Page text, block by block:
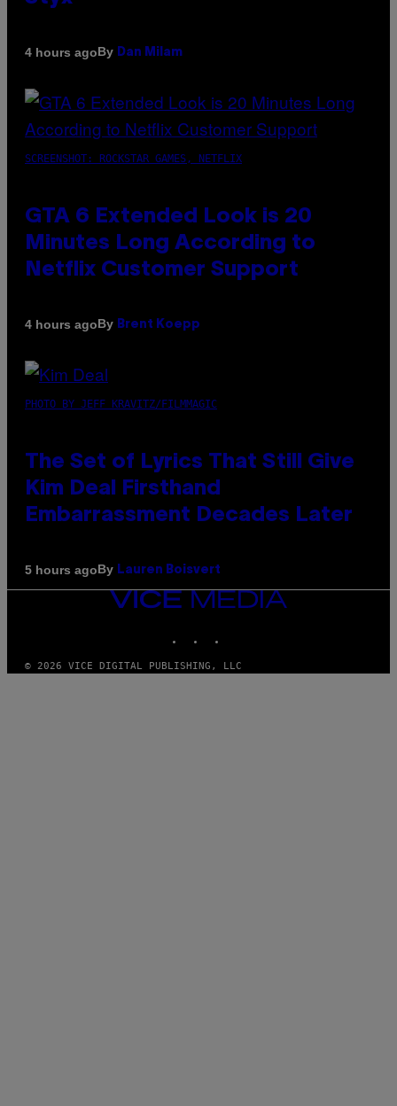
4 hours agoBy Dan Milam
SCREENSHOT: ROCKSTAR GAMES, NETFLIX
GTA 6 Extended Look is 20
Minutes Long According to
Netflix Customer Support
4 hours agoBy Brent Koepp
PHOTO BY JEFF KRAVITZ/FILMMAGIC
The Set of Lyrics That Still Give
Kim Deal Firsthand
Embarrassment Decades Later
5 hours agoBy Lauren Boisvert
VICE
© 2026 VICE DIGITAL PUBLISHING, LLC